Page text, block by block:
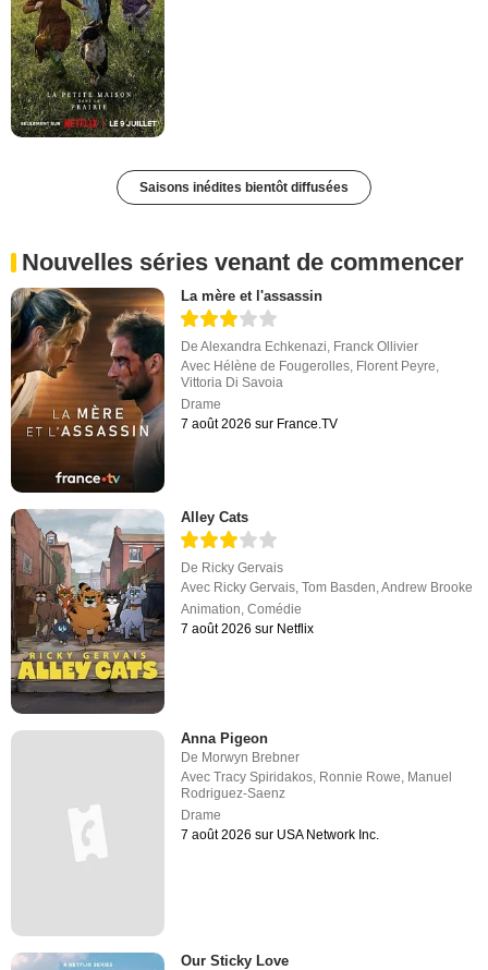
Saisons inédites bientôt diffusées
Nouvelles séries venant de commencer
La mère et l'assassin
DeAlexandra Echkenazi Franck Ollivier
Avec Hélène de Fougerolles Florent Peyre
Vittoria Di Savoia
Drame
7 août 2026 sur France.TV
Alley Cats
De Ricky Gervais
Avec Ricky Gervais,Tom Basden,Andrew Brooke
Animation,Comédie
7 août 2026 sur Netflix
Anna Pigeon
De Morwyn Brebner
AvecTracy Spiridakos, Ronnie Rowe, Manuel
Rodriguez-Saenz
Drame
7 août 2026 sur USA Network Inc.
Our Sticky Love